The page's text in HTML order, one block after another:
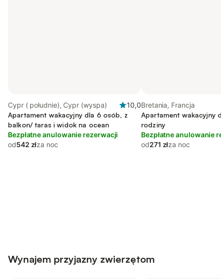
Cypr ( południe), Cypr (wyspa)
10,0
Apartament wakacyjny dla 6 osób, z
balkon/ taras i widok na ocean
Bezpłatne anulowanie rezerwacji
od542 złza noc
Bretania, Francja
Apartament wakacyjny
rodziny
Bezpłatne anulowanie
od271 złza noc
Wynajem przyjazny zwierzętom